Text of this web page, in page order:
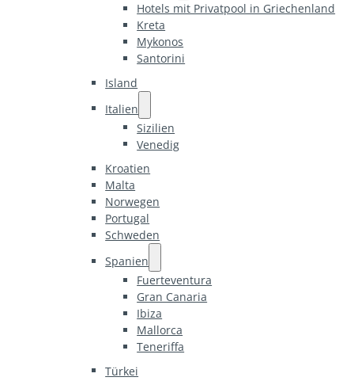
Hotels mit Privatpool in Griechenland
Kreta
Mykonos
Santorini
Island
Italien
Sizilien
Venedig
Kroatien
Malta
Norwegen
Portugal
Schweden
Spanien
Fuerteventura
Gran Canaria
Ibiza
Mallorca
Teneriffa
Türkei